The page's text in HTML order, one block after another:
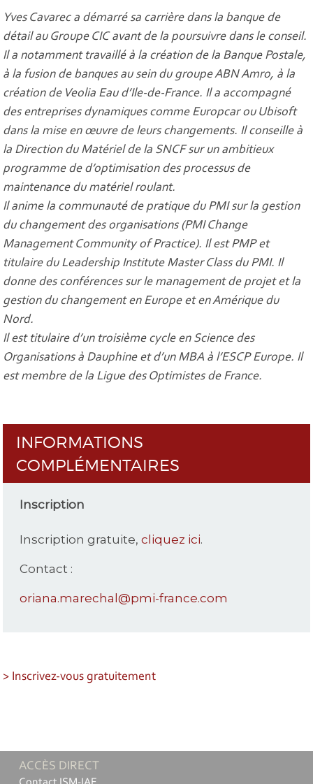
Yves Cavarec a démarré sa carrière dans la banque de
détail au Groupe CIC avant de la poursuivre dans le conseil.
Il a notamment travaillé à la création de la Banque Postale,
à la fusion de banques au sein du groupe ABN Amro, à la
création de Veolia Eau d’Ile-de-France. Il a accompagné
des entreprises dynamiques comme Europcar ou Ubisoft
dans la mise en œuvre de leurs changements. Il conseille à
la Direction du Matériel de la SNCF sur un ambitieux
programme de d’optimisation des processus de
maintenance du matériel roulant.
Il anime la communauté de pratique du PMI sur la gestion
du changement des organisations (PMI Change
Management Community of Practice). Il est PMP et
titulaire du Leadership Institute Master Class du PMI. Il
donne des conférences sur le management de projet et la
gestion du changement en Europe et en Amérique du
Nord.
Il est titulaire d’un troisième cycle en Science des
Organisations à Dauphine et d’un MBA à l’ESCP Europe. Il
est membre de la Ligue des Optimistes de France.
INFORMATIONS
COMPLÉMENTAIRES
Inscription
Inscription gratuite,cliquez ici.
Contact :
oriana.marechal@pmi-france.com
> Inscrivez-vous gratuitement
ACCÈS DIRECT